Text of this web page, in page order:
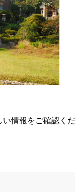
情報をご確認くだ